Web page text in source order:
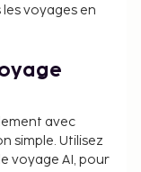
voyages en
avec
simple. Utilisez
voyage AI, pour